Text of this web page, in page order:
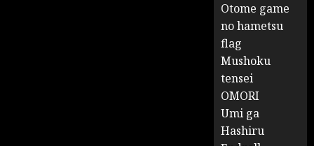
Otome game
no hametsu
flag
Mushoku
tensei
OMORI
Umi ga
Hashiru